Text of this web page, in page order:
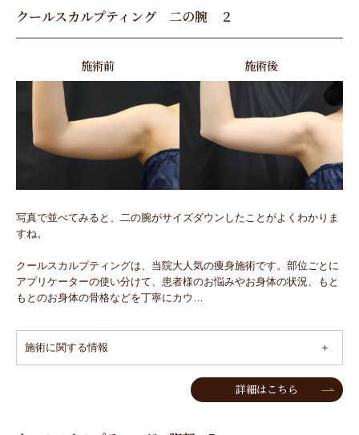
クールスカルプティング 二の腕 ２
施術前 施術後
写真で並べてみると、二の腕がサイズダウンしたことがよくわかりま
すね。
クールスカルプティングは、当院大人気の痩身施術です。部位ごとに
アプリケーターの使い分けて、患者様のお悩みやお身体の状況、もと
もとのお身体の骨格などを丁寧にカウ…
施術に関する情報
詳細はこちら